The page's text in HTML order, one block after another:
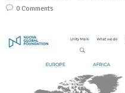
0 Comments